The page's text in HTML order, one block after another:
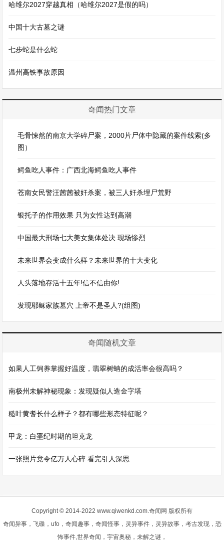
哈维尔2027穿越真相（哈维尔2027是假的吗）
中国十大古墓之谜
七步蛇是什么蛇
温州高铁事故原因
奇闻热门文章
毛骨悚然的南京大学碎尸案，2000片尸体中隐藏的案件线索(多
图）
鳄鱼吃人事件：广西北海鳄鱼吃人事件
苍南女民警汪茜茜被奸杀案，被三人奸杀埋尸荒野
银托子的作用效果 只为女性达到高潮
中国最大刑场七大美女集体处决 现场惨烈
未来世界会变成什么样？未来世界的十大变化
人头落地存活十五年!信不信由你!
发现耶稣家族墓穴 上帝不是圣人?(组图)
奇闻随机文章
如果人工饲养掌握好温度，翡翠树蚺的成活率会很高吗？
南极州未解神秘现象：发现疑似人造金字塔
糙叶黄耆长什么样子？都有哪些形态特征呢？
甲龙：白垩纪时期的坦克龙
一张照片竟令亿万人心碎 看完引人深思
Copyright © 2014-2022 www.qiwenkd.com.奇闻网 版权所有
奇闻异事，飞碟，ufo，奇闻趣事，奇闻怪事，灵异事件，灵异故事，考古发现，恐
怖事件,世界奇闻，宇宙奥秘，未解之谜，